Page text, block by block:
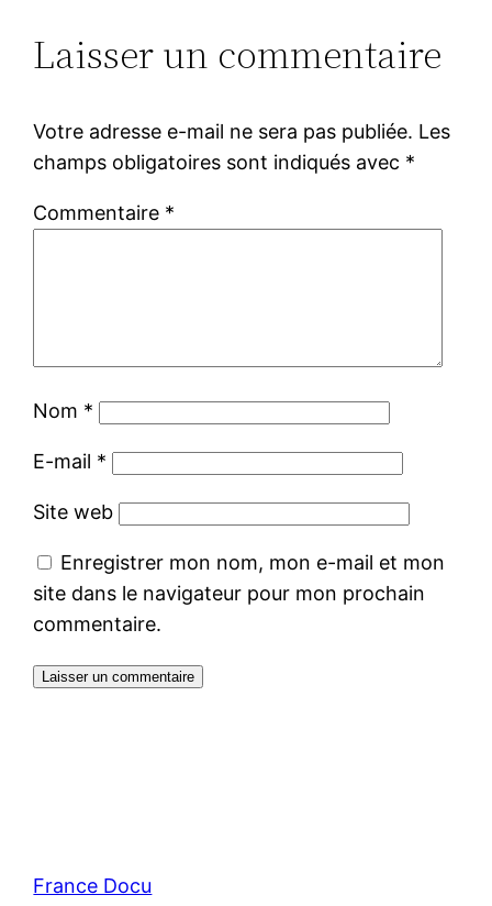
Laisser un commentaire
Votre adresse e-mail ne sera pas publiée. Les
champs obligatoires sont indiqués avec *
Commentaire *
Nom *
E-mail *
Site web
Enregistrer mon nom, mon e-mail et mon
site dans le navigateur pour mon prochain
commentaire.
France Docu